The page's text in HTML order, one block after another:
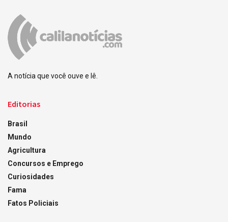
A notícia que você ouve e lê.
Editorias
Brasil
Mundo
Agricultura
Concursos e Emprego
Curiosidades
Fama
Fatos Policiais